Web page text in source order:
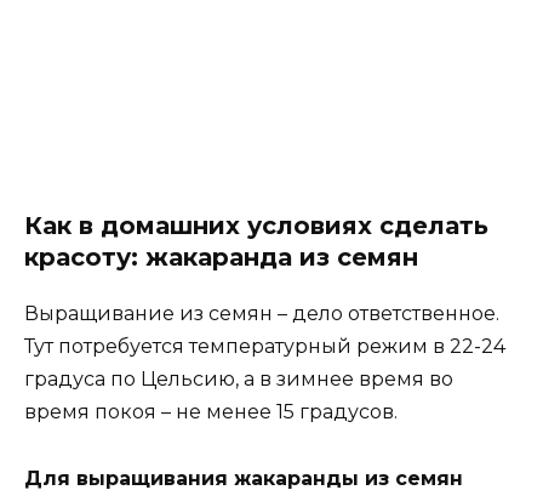
Как в домашних условиях сделать
красоту: жакаранда из семян
Выращивание из семян – дело ответственное.
Тут потребуется температурный режим в 22-24
градуса по Цельсию, а в зимнее время во
время покоя – не менее 15 градусов.
Для выращивания жакаранды из семян